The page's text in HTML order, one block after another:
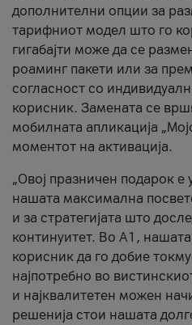
дополнителни опции за
тарифниот модел што го
гигабајти може да се
роаминг пакети или за
согласност со
корисник. Замената се
мобилната апликација
моментот на активација.
„Овој празничен подарок е
нашата максимална
и за стратегијата што
континуитет. Во А1,
корисник да го добие
најпотребно во
и најквалитетен можен
решенија стои нашата